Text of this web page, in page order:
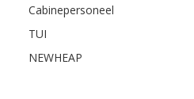
Cabinepersoneel
TUI
NEWHEAP